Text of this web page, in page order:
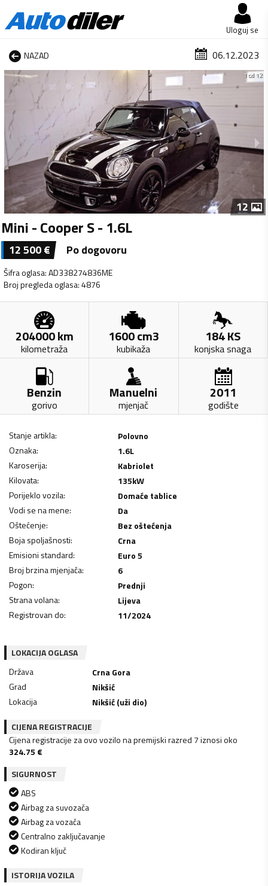
Uloguj se
NAZAD 06.12.2023
1 od 12
12
Mini - Cooper S - 1.6L
12 500€ Po dogovoru
Šifra oglasa:AD338274836ME
Broj pregleda oglasa:4876
204000km
kilometraža
1600cm3
kubikaža
184KS
konjska snaga
Benzin
gorivo
Manuelni
mjenjač
2011
godište
Stanje artikla:
Polovno
Oznaka:
1.6L
Karoserija:
Kabriolet
Kilovata: 135kW
Porijeklo vozila:
Domaće tablice
Vodi se na mene:
Da
Oštećenje:
Bez oštećenja
Boja spoljašnosti:
Crna
Emisioni standard:
Euro 5
Broj brzina mjenjača:
6
Pogon:
Prednji
Strana volana:
Lijeva
Registrovan do: 11/2024
LOKACIJA OGLASA
Država
Crna Gora
Grad
Nikšić
Lokacija
Nikšić (uži dio)
CIJENA REGISTRACIJE
Cijena registracije za ovo vozilo na premijski razred 7 iznosi oko
324.75 €
SIGURNOST
ABS
Airbag za suvozača
Airbag za vozača
Centralno zaključavanje
Kodiran ključ
ISTORIJA VOZILA